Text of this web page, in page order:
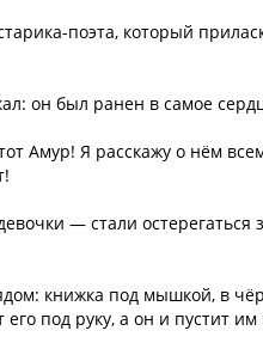
поэта, который
он был ранен в самое
Амур! Я расскажу о нём
— стали остерегаться
книжка под мышкой, в
под руку, а он и пустит им